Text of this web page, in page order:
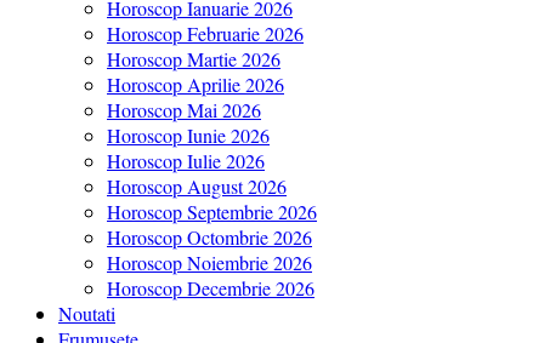
Horoscop Ianuarie 2026
Horoscop Februarie 2026
Horoscop Martie 2026
Horoscop Aprilie 2026
Horoscop Mai 2026
Horoscop Iunie 2026
Horoscop Iulie 2026
Horoscop August 2026
Horoscop Septembrie 2026
Horoscop Octombrie 2026
Horoscop Noiembrie 2026
Horoscop Decembrie 2026
Noutati